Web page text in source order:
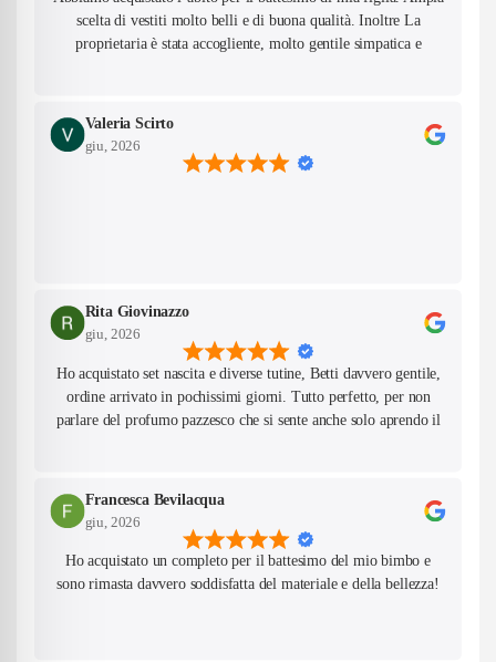
scelta di vestiti molto belli e di buona qualità. Inoltre La
proprietaria è stata accogliente, molto gentile simpatica e
Valeria Scirto
giu, 2026
Rita Giovinazzo
giu, 2026
Ho acquistato set nascita e diverse tutine, Betti davvero gentile,
ordine arrivato in pochissimi giorni. Tutto perfetto, per non
parlare del profumo pazzesco che si sente anche solo aprendo il
Francesca Bevilacqua
giu, 2026
Ho acquistato un completo per il battesimo del mio bimbo e
sono rimasta davvero soddisfatta del materiale e della bellezza!